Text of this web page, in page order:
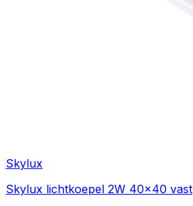
Skylux
Skylux lichtkoepel 2W 40x40 vast